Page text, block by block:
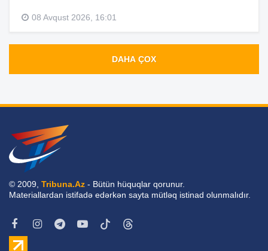
08 Avqust 2026, 16:01
DAHA ÇOX
© 2009, Tribuna.Az - Bütün hüquqlar qorunur.
Materiallardan istifadə edərkən sayta mütləq istinad olunmalıdır.